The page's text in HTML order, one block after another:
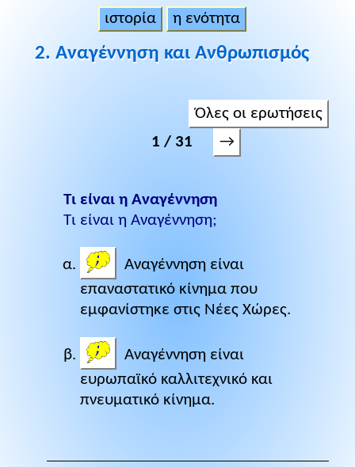
ιστορία η ενότητα
2. Αναγέννηση και Ανθρωπισμός
Όλες οι ερωτήσεις
1 / 31
→
Τι είναι η Αναγέννηση
Τι είναι η Αναγέννηση;
Αναγέννηση είναι
επαναστατικό κίνημα που
εμφανίστηκε στις Νέες Χώρες.
Αναγέννηση είναι
ευρωπαϊκό καλλιτεχνικό και
πνευματικό κίνημα.